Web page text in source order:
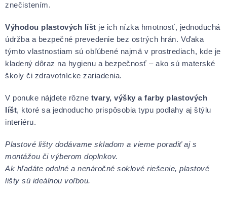
znečistením.
Výhodou plastových líšt je ich nízka hmotnosť, jednoduchá
údržba a bezpečné prevedenie bez ostrých hrán. Vďaka
týmto vlastnostiam sú obľúbené najmä v prostrediach, kde je
kladený dôraz na hygienu a bezpečnosť – ako sú materské
školy či zdravotnícke zariadenia.
V ponuke nájdete rôzne tvary, výšky a farby plastových
líšt, ktoré sa jednoducho prispôsobia typu podlahy aj štýlu
interiéru.
Plastové lišty dodávame skladom a vieme poradiť aj s
montážou či výberom doplnkov.
Ak hľadáte odolné a nenáročné soklové riešenie, plastové
lišty sú ideálnou voľbou.